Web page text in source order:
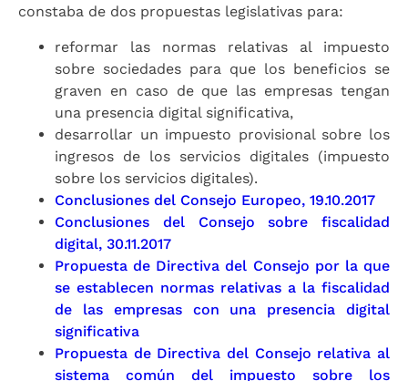
constaba de dos propuestas legislativas para:
reformar las normas relativas al impuesto
sobre sociedades para que los beneficios se
graven en caso de que las empresas tengan
una presencia digital significativa,
desarrollar un impuesto provisional sobre los
ingresos de los servicios digitales (impuesto
sobre los servicios digitales).
Conclusiones del Consejo Europeo, 19.10.2017
Conclusiones del Consejo sobre fiscalidad
digital, 30.11.2017
Propuesta de Directiva del Consejo por la que
se establecen normas relativas a la fiscalidad
de las empresas con una presencia digital
significativa
Propuesta de Directiva del Consejo relativa al
sistema común del impuesto sobre los